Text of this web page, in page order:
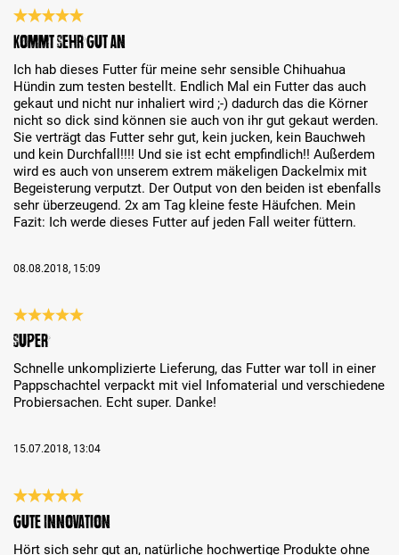
Bewertung mit 5 von 5 Sternen
Kommt sehr gut an
Ich hab dieses Futter für meine sehr sensible Chihuahua
Hündin zum testen bestellt. Endlich Mal ein Futter das auch
gekaut und nicht nur inhaliert wird ;-) dadurch das die Körner
nicht so dick sind können sie auch von ihr gut gekaut werden.
Sie verträgt das Futter sehr gut, kein jucken, kein Bauchweh
und kein Durchfall!!!! Und sie ist echt empfindlich!! Außerdem
wird es auch von unserem extrem mäkeligen Dackelmix mit
Begeisterung verputzt. Der Output von den beiden ist ebenfalls
sehr überzeugend. 2x am Tag kleine feste Häufchen. Mein
Fazit: Ich werde dieses Futter auf jeden Fall weiter füttern.
08.08.2018, 15:09
Bewertung mit 5 von 5 Sternen
Super
Schnelle unkomplizierte Lieferung, das Futter war toll in einer
Pappschachtel verpackt mit viel Infomaterial und verschiedene
Probiersachen. Echt super. Danke!
15.07.2018, 13:04
Bewertung mit 5 von 5 Sternen
Gute Innovation
Hört sich sehr gut an, natürliche hochwertige Produkte ohne